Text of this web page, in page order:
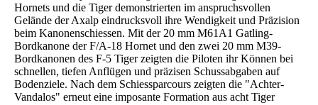
Hornets und die Tiger demonstrierten im anspruchsvollen
Gelände der Axalp eindrucksvoll ihre Wendigkeit und Präzision
beim Kanonenschiessen. Mit der 20 mm M61A1 Gatling-
Bordkanone der F/A-18 Hornet und den zwei 20 mm M39-
Bordkanonen des F-5 Tiger zeigten die Piloten ihr Können bei
schnellen, tiefen Anflügen und präzisen Schussabgaben auf
Bodenziele. Nach dem Schiessparcours zeigten die "Achter-
Vandalos" erneut eine imposante Formation aus acht Tiger